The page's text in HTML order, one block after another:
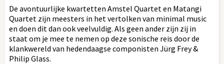
De avontuurlijke kwartetten Amstel Quartet en Matangi
Quartet zijn meesters in het vertolken van minimal music
en doen dit dan ook veelvuldig. Als geen ander zijn zij in
staat om je mee te nemen op deze sonische reis door de
klankwereld van hedendaagse componisten Jürg Frey &
Philip Glass.